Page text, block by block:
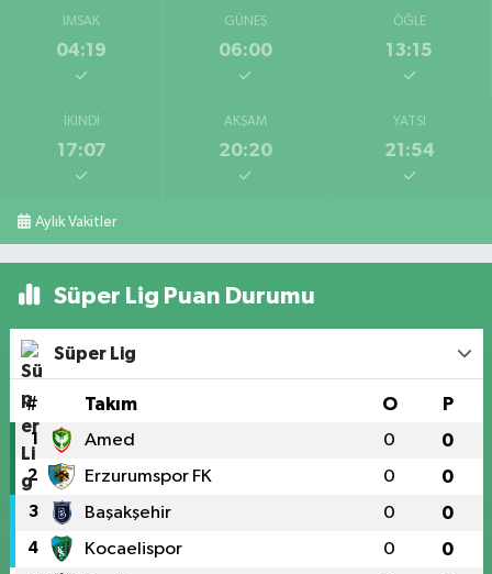
İMSAK
04:19
GÜNEŞ
06:00
ÖĞLE
13:15
İKINDI
17:07
AKŞAM
20:20
YATSI
21:54
Aylık Vakitler
Süper Lig Puan Durumu
Süper Lig
# Takım O P
1 Amed 0 0
2 Erzurumspor FK 0 0
3 Başakşehir 0 0
4 Kocaelispor 0 0